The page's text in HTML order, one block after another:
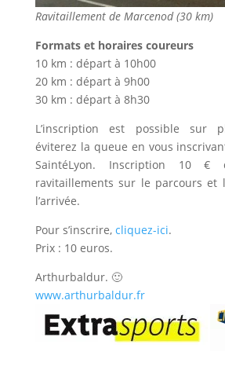
Ravitaillement de Marcenod (30 km)
Formats et horaires coureurs
10 km : départ à 10h00
20 km : départ à 9h00
30 km : départ à 8h30
L’inscription est possible sur
éviterez la queue en vous
SaintéLyon. Inscription 10 €
ravitaillements sur le parcours et
l’arrivée.
Pour s’inscrire, cliquez-ici.
Prix : 10 euros.
Arthurbaldur. 🙂
www.arthurbaldur.fr